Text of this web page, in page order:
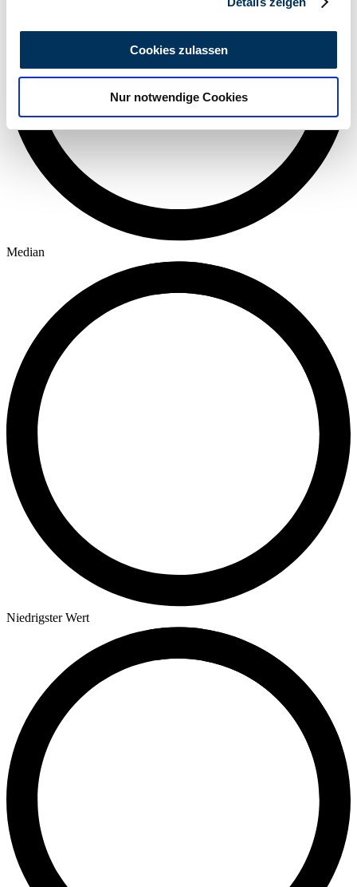
analysieren. Außerdem geben wir Informationen zu Ihrer
Verwendung unserer Website an unsere Partner für
soziale Medien, Werbung und Analysen weiter. Unsere
Partner führen diese Informationen möglicherweise mit
weiteren Daten zusammen, die Sie ihnen bereitgestellt
haben oder die sie im Rahmen Ihrer Nutzung der Dienste
gesammelt haben.
Datenschutzerklärung
Cookies zulassen
Nur notwendige Cookies
Median
Niedrigster Wert